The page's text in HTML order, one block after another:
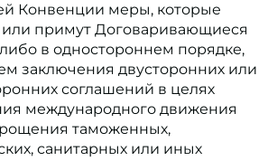
Конвенции меры, которые
примут Договаривающиеся
в одностороннем порядке,
заключения двусторонних или
соглашений в целях
международного движения
таможенных,
санитарных или иных